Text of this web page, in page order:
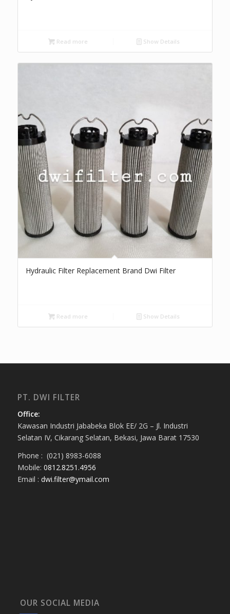
Read more Show Details
Hydraulic Filter Replacement Brand Dwi Filter
Read more Show Details
PT. DWI FILTER
Office:
Kawasan Industri Jababeka Blok EE/ 2G – Jl. Industri
Selatan IV, Cikarang Selatan, Bekasi, Jawa Barat 17530
Phone : (021) 8983-6088
Mobile: 0812.8251.4956
Email : dwi.filter@ymail.com
OUR SOCIAL MEDIA